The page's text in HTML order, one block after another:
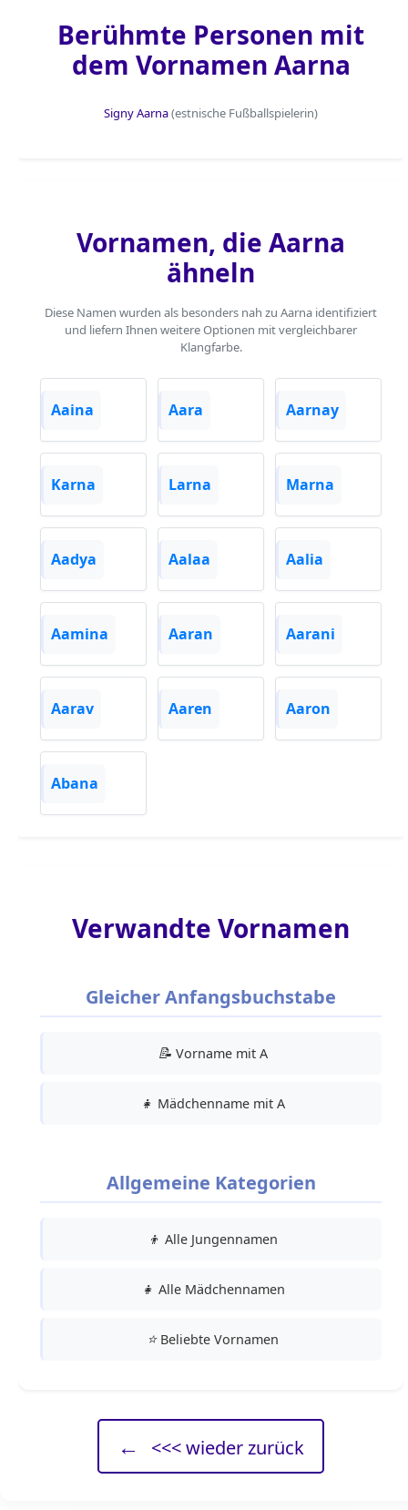
Berühmte Personen mit
dem Vornamen Aarna
Signy Aarna(estnische Fußballspielerin)
Vornamen, die Aarna
ähneln
Diese Namen wurden als besonders nah zu Aarna identifiziert
und liefern Ihnen weitere Optionen mit vergleichbarer
Klangfarbe.
Aaina Aara Aarnay
Karna Larna Marna
Aadya Aalaa Aalia
Aamina Aaran Aarani
Aarav Aaren Aaron
Abana
Verwandte Vornamen
Gleicher Anfangsbuchstabe
📝 Vorname mit A
👧 Mädchenname mit A
Allgemeine Kategorien
👦 Alle Jungennamen
👧 Alle Mädchennamen
⭐Beliebte Vornamen
← <<< wieder zurück